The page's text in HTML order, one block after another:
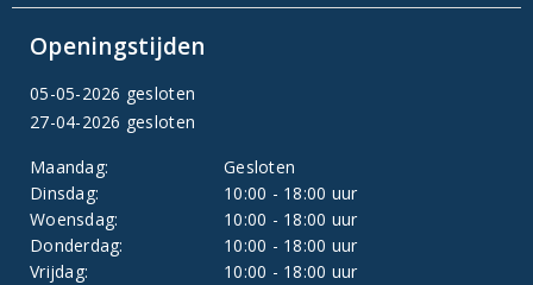
Openingstijden
05-05-2026 gesloten
27-04-2026 gesloten
Maandag:
Gesloten
Dinsdag:
10:00 - 18:00 uur
Woensdag:
10:00 - 18:00 uur
Donderdag:
10:00 - 18:00 uur
Vrijdag:
10:00 - 18:00 uur